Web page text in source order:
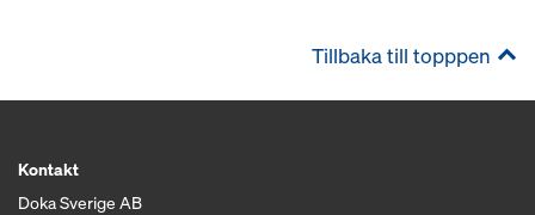
Tillbaka till topppen
Kontakt
Doka Sverige AB